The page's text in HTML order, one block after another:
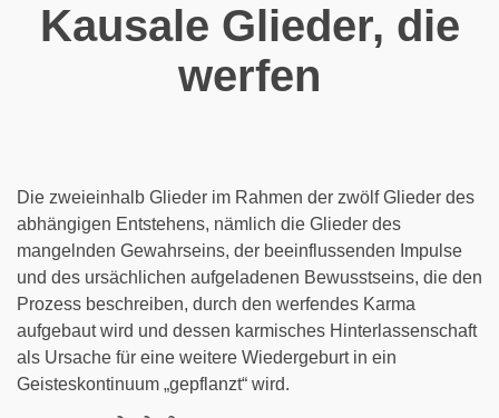
Kausale Glieder, die
werfen
Die zweieinhalb Glieder im Rahmen der zwölf Glieder des
abhängigen Entstehens, nämlich die Glieder des
mangelnden Gewahrseins, der beeinflussenden Impulse
und des ursächlichen aufgeladenen Bewusstseins, die den
Prozess beschreiben, durch den werfendes Karma
aufgebaut wird und dessen karmisches Hinterlassenschaft
als Ursache für eine weitere Wiedergeburt in ein
Geisteskontinuum „gepflanzt“ wird.